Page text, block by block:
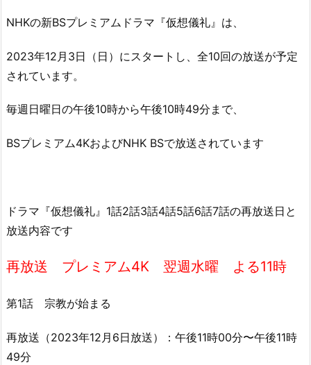
NHKの新BSプレミアムドラマ『仮想儀礼』は、
2023年12月3日（日）にスタートし、全10回の放送が予定
されています。
毎週日曜日の午後10時から午後10時49分まで、
BSプレミアム4KおよびNHK BSで放送されています
ドラマ『仮想儀礼』1話2話3話4話5話6話7話の再放送日と
放送内容です
再放送 プレミアム4K 翌週水曜 よる11時
第1話 宗教が始まる
再放送（2023年12月6日放送）：午後11時00分〜午後11時
49分